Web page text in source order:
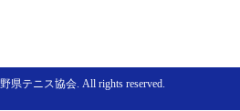
県テニス協会. All rights reserved.